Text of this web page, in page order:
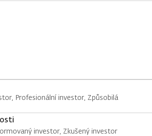
Profesionální investor, Způsobilá
investor, Zkušený investor